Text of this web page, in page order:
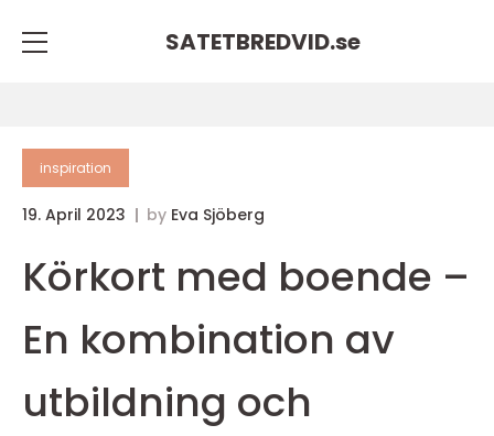
SATETBREDVID.se
inspiration
19. April 2023 by Eva Sjöberg
Körkort med boende –
En kombination av
utbildning och